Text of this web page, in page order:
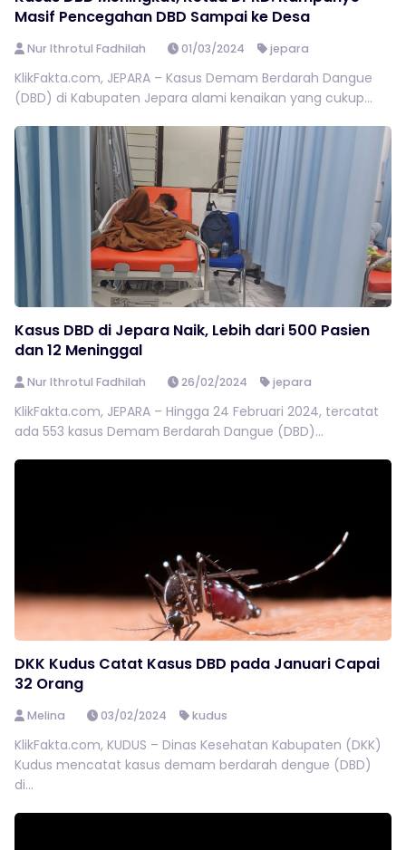
Masif Pencegahan DBD Sampai ke Desa
Nur Ithrotul Fadhilah 01/03/2024 jepara
KlikFakta.com, JEPARA – Kasus Demam Berdarah Dangue
(DBD) di Kabupaten Jepara alami kenaikan yang cukup...
Kasus DBD di Jepara Naik, Lebih dari 500 Pasien
dan 12 Meninggal
Nur Ithrotul Fadhilah 26/02/2024 jepara
KlikFakta.com, JEPARA – Hingga 24 Februari 2024, tercatat
ada 553 kasus Demam Berdarah Dangue (DBD)...
DKK Kudus Catat Kasus DBD pada Januari Capai
32 Orang
Melina 03/02/2024 kudus
KlikFakta.com, KUDUS – Dinas Kesehatan Kabupaten (DKK)
Kudus mencatat kasus demam berdarah dengue (DBD)
di...